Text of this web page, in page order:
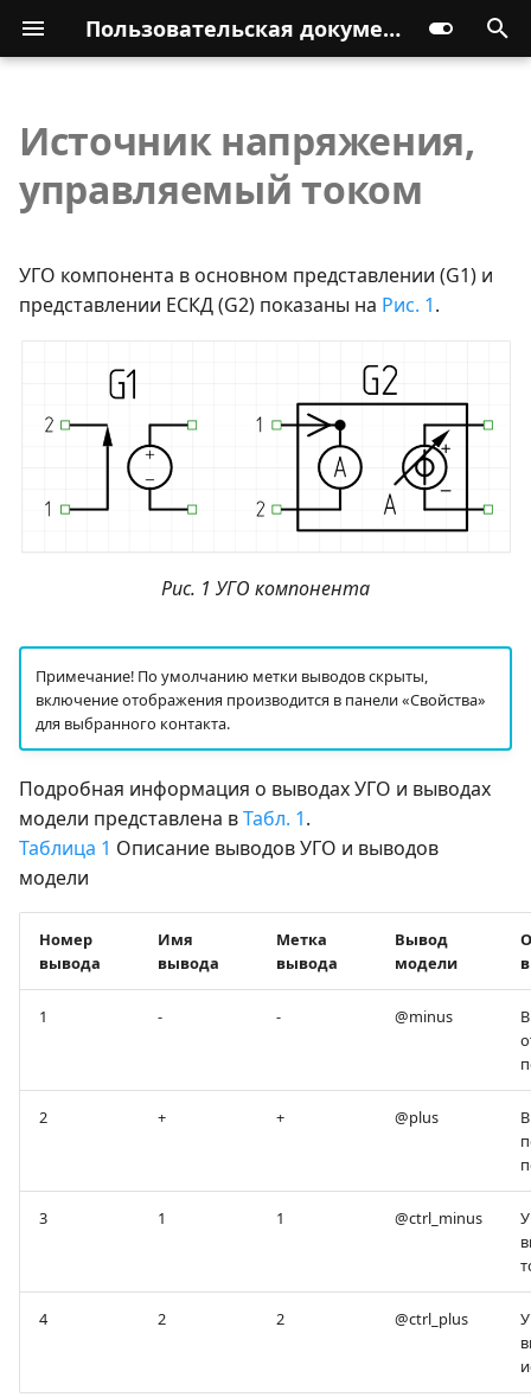
Пользовательская документация
Источник напряжения,
управляемый током
УГО компонента в основном представлении (G1) и
представлении ЕСКД (G2) показаны на Рис. 1.
Рис. 1 УГО компонента
Примечание! По умолчанию метки выводов скрыты,
включение отображения производится в панели «Свойства»
для выбранного контакта.
Подробная информация о выводах УГО и выводах
модели представлена вТабл. 1.
Таблица 1 Описание выводов УГО и выводов
модели
Номер
вывода
Имя
вывода
Метка
вывода
Вывод
модели
1 - - @minus
2 + + @plus
3 1 1 @ctrl_minus
4 2 2 @ctrl_plus